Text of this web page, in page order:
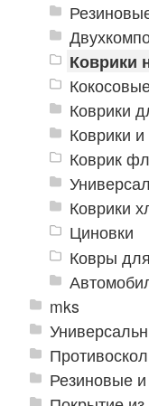
Коврики
Коврики
Коврики
Коврик
Коврики
Циновки
Ковры
mks
Резиновые